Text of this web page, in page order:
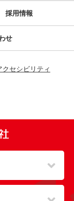
採用情報
せ
クセシビリティ